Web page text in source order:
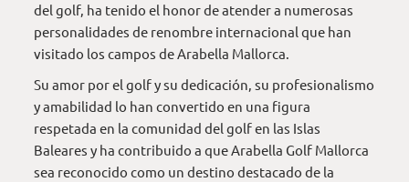
del golf, ha tenido el honor de atender a numerosas
personalidades de renombre internacional que han
visitado los campos de Arabella Mallorca.
Su amor por el golf y su dedicación, su profesionalismo
y amabilidad lo han convertido en una figura
respetada en la comunidad del golf en las Islas
Baleares y ha contribuido a que Arabella Golf Mallorca
sea reconocido como un destino destacado de la